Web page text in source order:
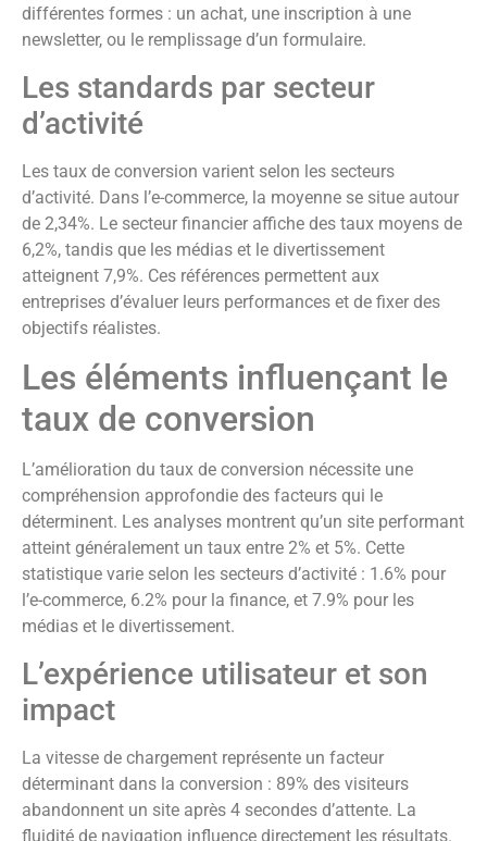
différentes formes : un achat, une inscription à une
newsletter, ou le remplissage d’un formulaire.
Les standards par secteur
d’activité
Les taux de conversion varient selon les secteurs
d’activité. Dans l’e-commerce, la moyenne se situe autour
de 2,34%. Le secteur financier affiche des taux moyens de
6,2%, tandis que les médias et le divertissement
atteignent 7,9%. Ces références permettent aux
entreprises d’évaluer leurs performances et de fixer des
objectifs réalistes.
Les éléments influençant le
taux de conversion
L’amélioration du taux de conversion nécessite une
compréhension approfondie des facteurs qui le
déterminent. Les analyses montrent qu’un site performant
atteint généralement un taux entre 2% et 5%. Cette
statistique varie selon les secteurs d’activité : 1.6% pour
l’e-commerce, 6.2% pour la finance, et 7.9% pour les
médias et le divertissement.
L’expérience utilisateur et son
impact
La vitesse de chargement représente un facteur
déterminant dans la conversion : 89% des visiteurs
abandonnent un site après 4 secondes d’attente. La
fluidité de navigation influence directement les résultats.